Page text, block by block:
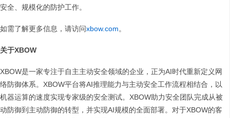
安全、规模化的防护工作。
如需了解更多信息，请访问xbow.com。
关于XBOW
XBOW是一家专注于自主主动安全领域的企业，正为AI时代重新定义网
络防御体系。XBOW平台将AI推理能力与主动安全工作流程相结合，以
机器运算的速度实现专家级的安全测试。XBOW助力安全团队完成从被
动防御到主动防御的转型，并实现AI规模的全面部署。对于XBOW的客